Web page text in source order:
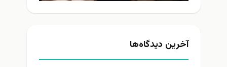
آخرین دیدگاه‌ها